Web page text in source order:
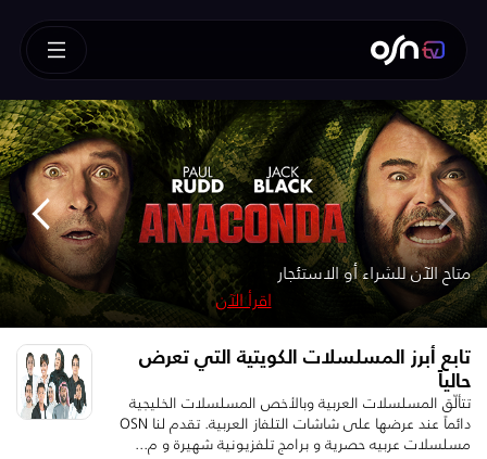
متاح الآن للشراء أو الاستئجار
اقرأ الآن
How To Train Your Dragon
!متوفر للشراء الآن
اقرأ الآن
!متوفر الآن للشراء أو الاستئجار – SUPERMAN
اقرأ الآن
متوفر الآن للشراء
اقرأ الآن
متوفر للشراء أو الاستئجار – تابعه قبل الآخرين
اقرأ الآن
تابع أبرز المسلسلات الكويتية التي تعرض
حالياً
تتألّق المسلسلات العربية وبالأخص المسلسلات الخليجية
دائماً عند عرضها على شاشات التلفاز العربية. تقدم لنا OSN
مسلسلات عربيه حصرية و برامج تلفزيونية شهيرة و م...